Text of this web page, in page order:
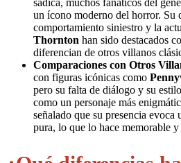
un ícono moderno del horror. Su
comportamiento siniestro y la
Thornton han sido destacados
diferencian de otros villanos
Comparaciones con Otros
con figuras icónicas como
pero su falta de diálogo y su
como un personaje más
señalado que su presencia evoca
pura, lo que lo hace memorable